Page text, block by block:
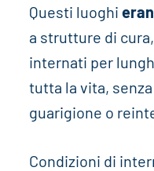
Questi luoghi
a strutture di
internati per
tutta la vita,
guarigione o
Condizioni di